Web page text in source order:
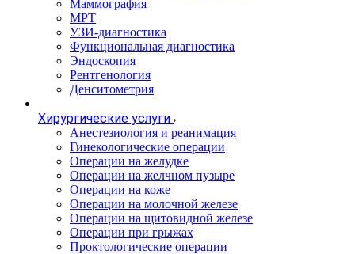
Маммография
МРТ
УЗИ-диагностика
Функциональная диагностика
Эндоскопия
Рентгенология
Денситометрия
Хирургические услуги
Анестезиология и реанимация
Гинекологические операции
Операции на желудке
Операции на желчном пузыре
Операции на коже
Операции на молочной железе
Операции на щитовидной железе
Операции при грыжах
Проктологические операции